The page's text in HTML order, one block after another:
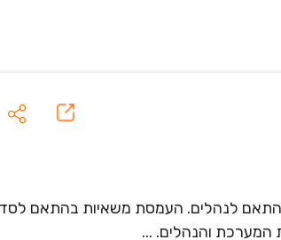
לנהלים. העמסת משאיות בהתאם
המערכת והנהלים. ...